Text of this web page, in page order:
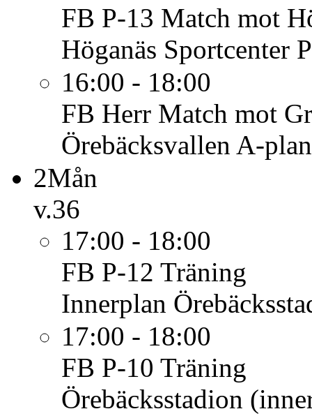
FB P-13 Match mot
Höganäs Sportcenter
16:00 - 18:00
FB Herr Match mot
Örebäcksvallen A-plan
2Mån
v.36
17:00 - 18:00
FB P-12 Träning
Innerplan
17:00 - 18:00
FB P-10 Träning
Örebäcksstadion